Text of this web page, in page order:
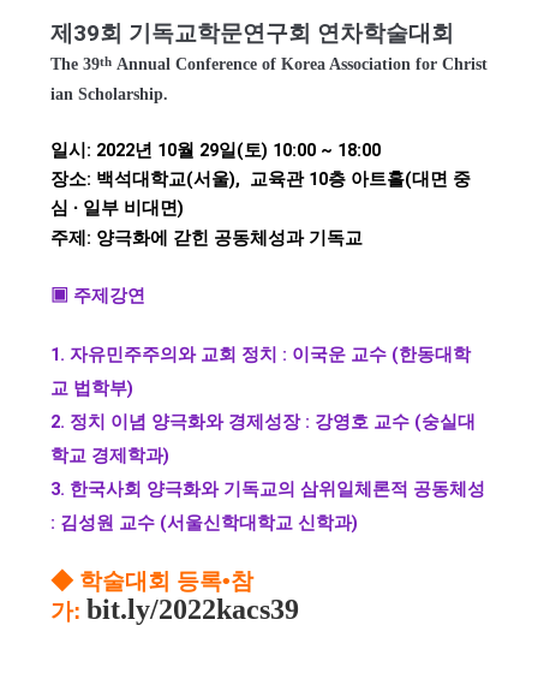
제39회 기독교학문연구회 연차학술대회
The 39th Annual Conference of Korea Association for Christ
ian Scholarship.
일시: 2022년 10월 29일(토) 10:00 ~ 18:00
장소: 백석대학교(서울), 교육관 10층 아트홀(대면 중
심 ∙ 일부 비대면)
주제: 양극화에 갇힌 공동체성과 기독교
▣ 주제강연
1. 자유민주주의와 교회 정치 : 이국운 교수 (한동대학
교 법학부)
2. 정치 이념 양극화와 경제성장 : 강영호 교수 (숭실대
학교 경제학과)
3. 한국사회 양극화와 기독교의 삼위일체론적 공동체성
: 김성원 교수 (서울신학대학교 신학과)
◆ 학술대회 등록•참
가: bit.ly/2022kacs39